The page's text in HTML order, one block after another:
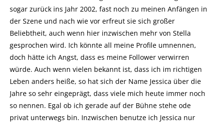
sogar zurück ins Jahr 2002, fast noch zu meinen Anfängen in
der Szene und nach wie vor erfreut sie sich großer
Beliebtheit, auch wenn hier inzwischen mehr von Stella
gesprochen wird. Ich könnte all meine Profile umnennen,
doch hätte ich Angst, dass es meine Follower verwirren
würde. Auch wenn vielen bekannt ist, dass ich im richtigen
Leben anders heiße, so hat sich der Name Jessica über die
Jahre so sehr eingeprägt, dass viele mich heute immer noch
so nennen. Egal ob ich gerade auf der Bühne stehe ode
privat unterwegs bin. Inzwischen benutze ich Jessica nur